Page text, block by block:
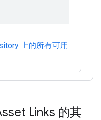
上的所有可用
Links 的其